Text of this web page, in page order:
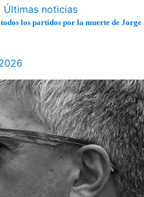
Últimas noticias
los partidos por la muerte de Jorge